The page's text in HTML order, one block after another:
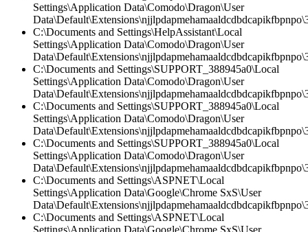
Settings\Application Data\Comodo\Dragon\User
C:\Documents and Settings\HelpAssistant\Local
Settings\Application Data\Comodo\Dragon\User
C:\Documents and Settings\SUPPORT_388945a0\Local
Settings\Application Data\Comodo\Dragon\User
C:\Documents and Settings\SUPPORT_388945a0\Local
Settings\Application Data\Comodo\Dragon\User
C:\Documents and Settings\SUPPORT_388945a0\Local
Settings\Application Data\Comodo\Dragon\User
C:\Documents and Settings\ASPNET\Local
Settings\Application Data\Google\Chrome SxS\User
C:\Documents and Settings\ASPNET\Local